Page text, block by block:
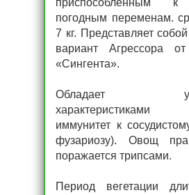
приспособленным к
погодным переменам.
7 кг. Представляет
вариант Агрессора
«Сингента».
Обладает
иммунитет к
фузариозу). Овощ
поражается трипсами.
Период вегетации